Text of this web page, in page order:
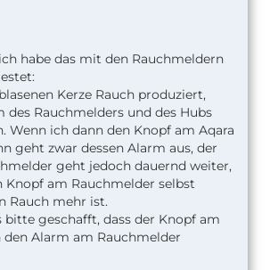
habe das mit den Rauchmeldern
Kerze Rauch produziert,
Rauchmelders und des Hubs
Wenn ich dann den Knopf am Aqara
geht zwar dessen Alarm aus, der
geht jedoch dauernd weiter,
Knopf am Rauchmelder selbst
Rauch mehr ist.
bitte geschafft, dass der Knopf am
den Alarm am Rauchmelder